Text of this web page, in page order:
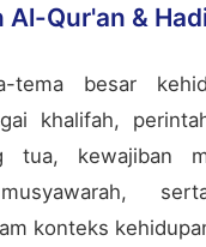
Al-Qur'an &
tema besar
khalifah,
tua, kewajiban
konteks